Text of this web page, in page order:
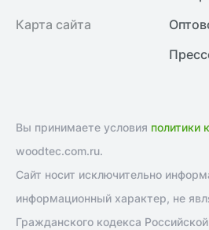
Карта сайта
Вы принимаете условия политики
woodtec.com.ru.
Сайт носит исключительно
информационный характер, не
Гражданского кодекса